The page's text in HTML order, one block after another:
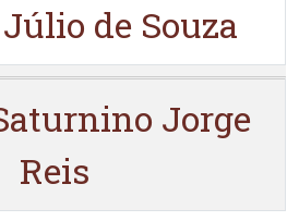
de Souza
Jorge
Reis